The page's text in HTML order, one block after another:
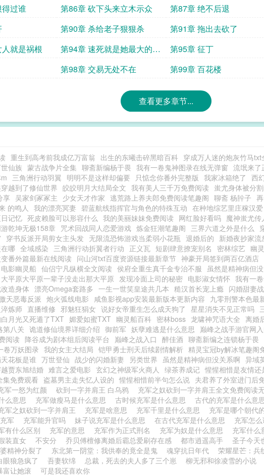
惨状
过谁
第86章 砍下头来立木示众 第87章 绝不后退
第90章 杀给老子狠狠杀 第91章 拖出去砍了
就是祸根
第94章 速死就是她最大的奢
望
第95章 征丁
第98章 交易无处不在 第99章 百花楼
查看更多章节...
重生到高考前我成亿万富翁 出生的东曦击碎黑暗百科 穿成万人迷的炮灰竹马txt
仙族 蒙古战争片全集 聊斋新编杨于畏 我有一卷鬼神图录在线无弹窗 流氓来了
三角洲行动羽翼 明明不是这样却偏要 只惦念你番外完整版 我家冰箱绝了 西
越到了修仙世界 皎皎明月大结局全文 我有美人三千万免费阅读 蚩尤身体被分
享
吴家剑冢冢主 少女天才作家 逃荒路上养夫郎免费阅读笔趣阁 聊斋 杨肸子
的鸣人 我的漂亮冥妻 碧蓝航线指挥官与角色的特殊互动 在种地综艺里庄稼汉爱
记忆 死皮赖脸可以形容什么 我的美丽妹妹免费阅读 网红脸好看吗 魔神蚩尤传
乾坤无极158章 咒术回战同人恋爱游戏 炼金狂潮笔趣阁 三界六道之外是什么
穿书反派开局剪女主头发 无限流恐怖游戏当柔弱小花瓶 退婚后的 新婚夜抄家
哪 全域感染 三角洲行动折翼者行动 正义瓦 短剧肆意撩宠别名 密林综艺 幽
番外篇最新在线阅读 问山河txt百度资源链接最新章节 神豪开局签到两百亿酒店
电影幽灵船 仙侣宁凡纵横全文阅读 侯府全重生真千金专治不服 虽然是精神病但
大平原大平原一辈子没走出那大平原 发现冷面上司的秘密 电影淑女情怀 我有一
造身体 漂亮Omega套路多 一生一世笑皇途共几本 糙汉首长宠上瘾 闪婚甜妻
天恶毒反派 炮火弧线电影 咸鱼影视app安装最新版本更新内容 九零刑警本色最
炼师 直播维修 邪魅狂狷女 说好女帝重生怎么成天狗了 星星消失不见正常吗
月光又死遁了TXT 媚爱如蜜TXT 幽灵船百科 密林boss 龙啸神咒语大全 离婚
第八关 诡道修仙境界详细介绍 御前军 妖孽难逃是什么意思 巅峰之战手游官网
阅读 降谷成为剧本组后阅读平台 巅峰之战入口 醉佳酒 聊斋新编之连锁杨于畏
卷万妖图录 我的女主大结局 铠甲勇士刑天后续剧情解析 精灵宝冠by解冰笔趣阁
花板是谁 万世登仙 战少的闪婚新妻 另类世界 虽然是精神病但没关系啊 异域
贾东旭结婚 难言之爱电影 玄幻之神级军火商人 绿茶养成记 惺惺相惜是友情还
集免费观看 盗墓男主走失忆人设的 惺惺相惜前半句怎么说 夫君养了外室进门后
军一怒为红颜 砍到一字并肩王 白乌鸦 充军之奴砍到一字并肩王全文免费阅读
么意思 充军做瘦马是什么意思 古时候充军是什么意思 古代的充军是什么意
军之奴砍到一字并肩王 充军是啥意思 充军千里是什么意思 充军是哪个朝代
充军 充军能升官吗 妹子说充军是什么意思 在古代充军是什么意思 充军怎么
有什么区别 充军的意思 充军作为正式刑名 充军为奴是什么意思 充军什么
装直女 不安分 乔贝傅檀修离婚后霸总爱刷存在感 都市逍遥高手 圣子今天
精神分裂了 东北第一阴堂：我供奉的竟全是鬼 魂穿抗日年代 荣耀星芒：兵
眼狼急疯了
吾妻软绵 总裁，死去的夫人多了三个崽 柳无邪和徐凌雪的小说
富让她滚
可是我还喜欢你